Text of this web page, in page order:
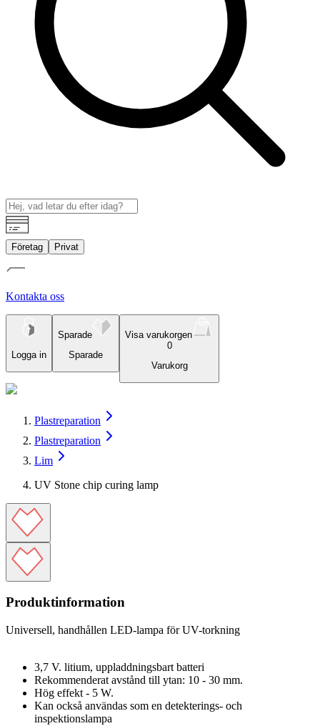
Företag Privat
Kontakta oss
Logga in
Sparade
Sparade
Visa varukorgen
0
Varukorg
Plastreparation
Plastreparation
Lim
UV Stone chip curing lamp
Produktinformation
Universell, handhållen LED-lampa för UV-torkning
3,7 V. litium, uppladdningsbart batteri
Rekommenderat avstånd till ytan: 10 - 30 mm.
Hög effekt - 5 W.
Kan också användas som en detekterings- och
inspektionslampa